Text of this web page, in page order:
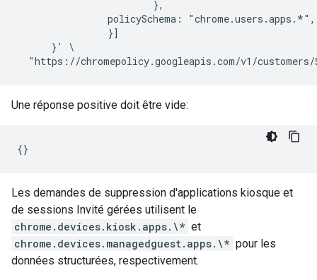
                        },
                policySchema: "chrome.users.apps.*",
                }]
      }' \
Une réponse positive doit être vide:
Les demandes de suppression d'applications kiosque et
de sessions Invité gérées utilisent le
chrome.devices.kiosk.apps.\* et
chrome.devices.managedguest.apps.\* pour les
données structurées, respectivement.